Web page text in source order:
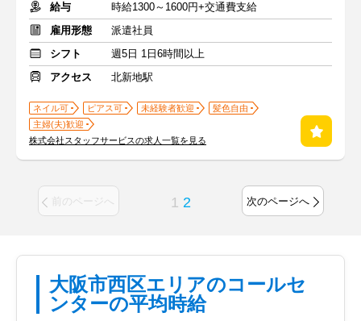
給与
時給1300～1600円+交通費支給
雇用形態
派遣社員
シフト
週5日 1日6時間以上
アクセス
北新地駅
ネイル可 ピアス可 未経験者歓迎
髪色自由
主婦(夫)歓迎
株式会社スタッフサービスの求人一覧を見る
前のページへ 1 2 次のページへ
大阪市西区エリアのコールセ
ンターの平均時給